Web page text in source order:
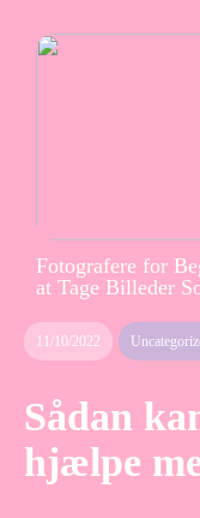
Fotografere for
at Tage Billeder
11/10/2022
Sådan
hjælpe